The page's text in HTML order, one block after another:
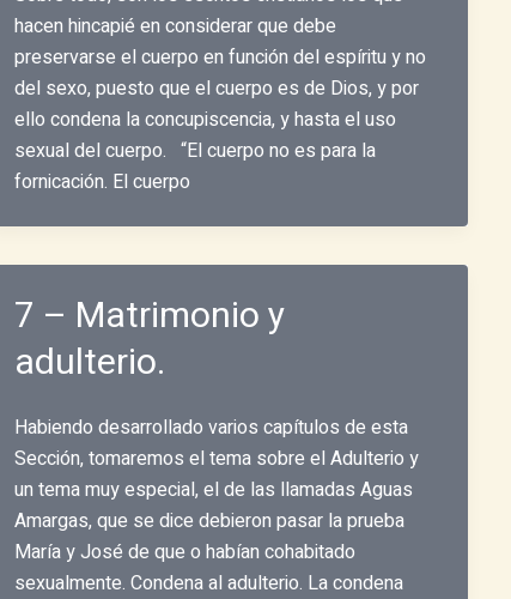
hacen hincapié en considerar que debe
preservarse el cuerpo en función del espíritu y no
del sexo, puesto que el cuerpo es de Dios, y por
ello condena la concupiscencia, y hasta el uso
sexual del cuerpo. “El cuerpo no es para la
fornicación. El cuerpo
7 – Matrimonio y
adulterio.
Habiendo desarrollado varios capítulos de esta
Sección, tomaremos el tema sobre el Adulterio y
un tema muy especial, el de las llamadas Aguas
Amargas, que se dice debieron pasar la prueba
María y José de que o habían cohabitado
sexualmente. Condena al adulterio. La condena